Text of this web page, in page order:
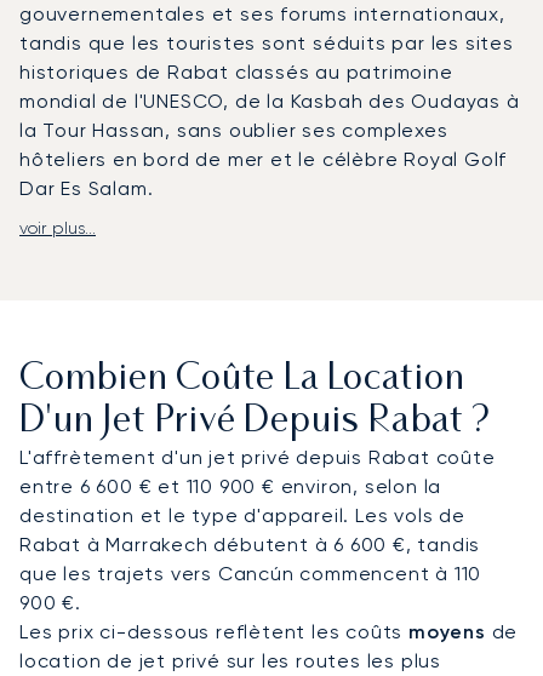
gouvernementales et ses forums internationaux,
tandis que les touristes sont séduits par les sites
historiques de Rabat classés au patrimoine
mondial de l'UNESCO, de la Kasbah des Oudayas à
la Tour Hassan, sans oublier ses complexes
hôteliers en bord de mer et le célèbre Royal Golf
Dar Es Salam.
LunaJets organise des vols vers l'aéroport
transferts en limousine vers les ambassades ou
les villas privées, ou d'un accès discret aux
luxueux complexes hôteliers de Skhirat. Que ce
soit pour assister au festival Mawazine, participer
à un sommet diplomatique ou vous retirer dans
une résidence privée en bord de mer, chaque
détail est orchestré selon votre emploi du temps.
Forte de deux décennies d'expertise, LunaJets
garantit une sécurité certifiée Argus®, une
tarification transparente et des solutions
voir plus...
Combien Coûte La Location
D'un Jet Privé Depuis Rabat ?
L'affrètement d'un jet privé depuis Rabat coûte
entre 6 600 € et 110 900 € environ, selon la
destination et le type d'appareil. Les vols de
Rabat à Marrakech débutent à 6 600 €, tandis
que les trajets vers Cancún commencent à 110
900 €.
Les prix ci-dessous reflètent les coûts moyens de
location de jet privé sur les routes les plus